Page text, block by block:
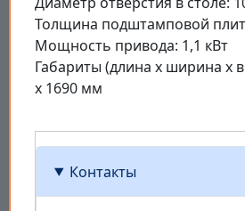
Толщина подштамповой
Мощность привода: 1,1 кВт
Габариты (длина x ширина x
x 1690 мм
Контакты